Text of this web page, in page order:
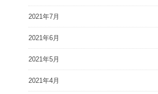
2021年7月
2021年6月
2021年5月
2021年4月